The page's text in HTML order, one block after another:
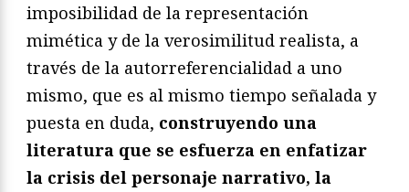
imposibilidad de la representación
mimética y de la verosimilitud realista, a
través de la autorreferencialidad a uno
mismo, que es al mismo tiempo señalada y
puesta en duda, construyendo una
literatura que se esfuerza en enfatizar
la crisis del personaje narrativo, la